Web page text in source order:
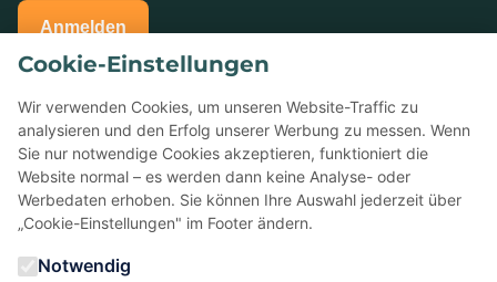
Anmelden
Erzählen Sie anderen davon — Ihre Bewertung auf Google
hilft kleinen Eventagenturen enorm.
★Bei Google bewerten
5,0 ★ ★ ★ ★ ★
Cookie-Einstellungen
Wir verwenden Cookies, um unseren Website-Traffic zu
analysieren und den Erfolg unserer Werbung zu messen. Wenn
Sie nur notwendige Cookies akzeptieren, funktioniert die
Website normal – es werden dann keine Analyse- oder
Werbedaten erhoben. Sie können Ihre Auswahl jederzeit über
„Cookie-Einstellungen" im Footer ändern.
Notwendig